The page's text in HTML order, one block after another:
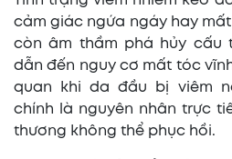
cảm giác ngứa ngáy hay
còn âm thầm phá hủy cấu
dẫn đến nguy cơ mất tóc
quan khi da đầu bị viêm
chính là nguyên nhân trực
thương không thể phục hồi.